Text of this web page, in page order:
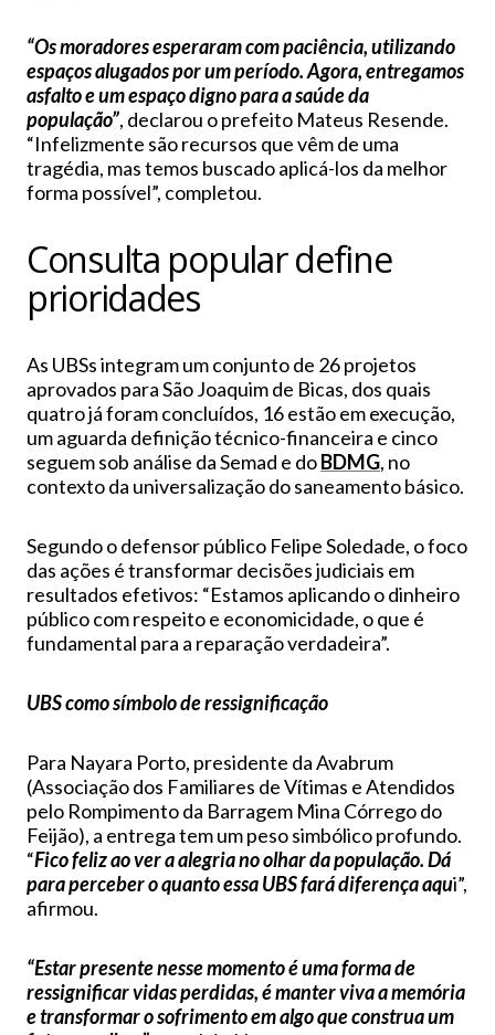
“Os moradores esperaram com paciência, utilizando
espaços alugados por um período. Agora, entregamos
asfalto e um espaço digno para a saúde da
população”, declarou o prefeito Mateus Resende.
“Infelizmente são recursos que vêm de uma
tragédia, mas temos buscado aplicá-los da melhor
forma possível”, completou.
Consulta popular define
prioridades
As UBSs integram um conjunto de 26 projetos
aprovados para São Joaquim de Bicas, dos quais
quatro já foram concluídos, 16 estão em execução,
um aguarda definição técnico-financeira e cinco
seguem sob análise da Semad e doBDMG, no
contexto da universalização do saneamento básico.
Segundo o defensor público Felipe Soledade, o foco
das ações é transformar decisões judiciais em
resultados efetivos: “Estamos aplicando o dinheiro
público com respeito e economicidade, o que é
fundamental para a reparação verdadeira”.
UBS como símbolo de ressignificação
Para Nayara Porto, presidente da Avabrum
(Associação dos Familiares de Vítimas e Atendidos
pelo Rompimento da Barragem Mina Córrego do
Feijão), a entrega tem um peso simbólico profundo.
“Fico feliz ao ver a alegria no olhar da população. Dá
para perceber o quanto essa UBS fará diferença aqui”,
afirmou.
“Estar presente nesse momento é uma forma de
ressignificar vidas perdidas, é manter viva a memória
e transformar o sofrimento em algo que construa um